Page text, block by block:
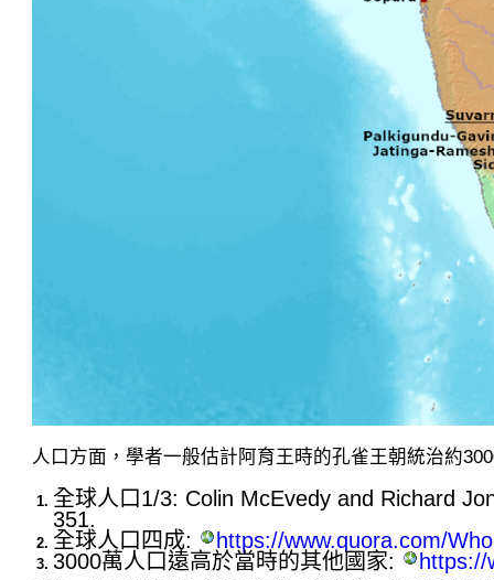
人口方面，學者一般估計阿育王時的孔雀王朝統治約
全球人口1/3: Colin McEvedy and Richard
351.
全球人口四成:
https://www.quora.com/
3000萬人口遠高於當時的其他國家:
https://